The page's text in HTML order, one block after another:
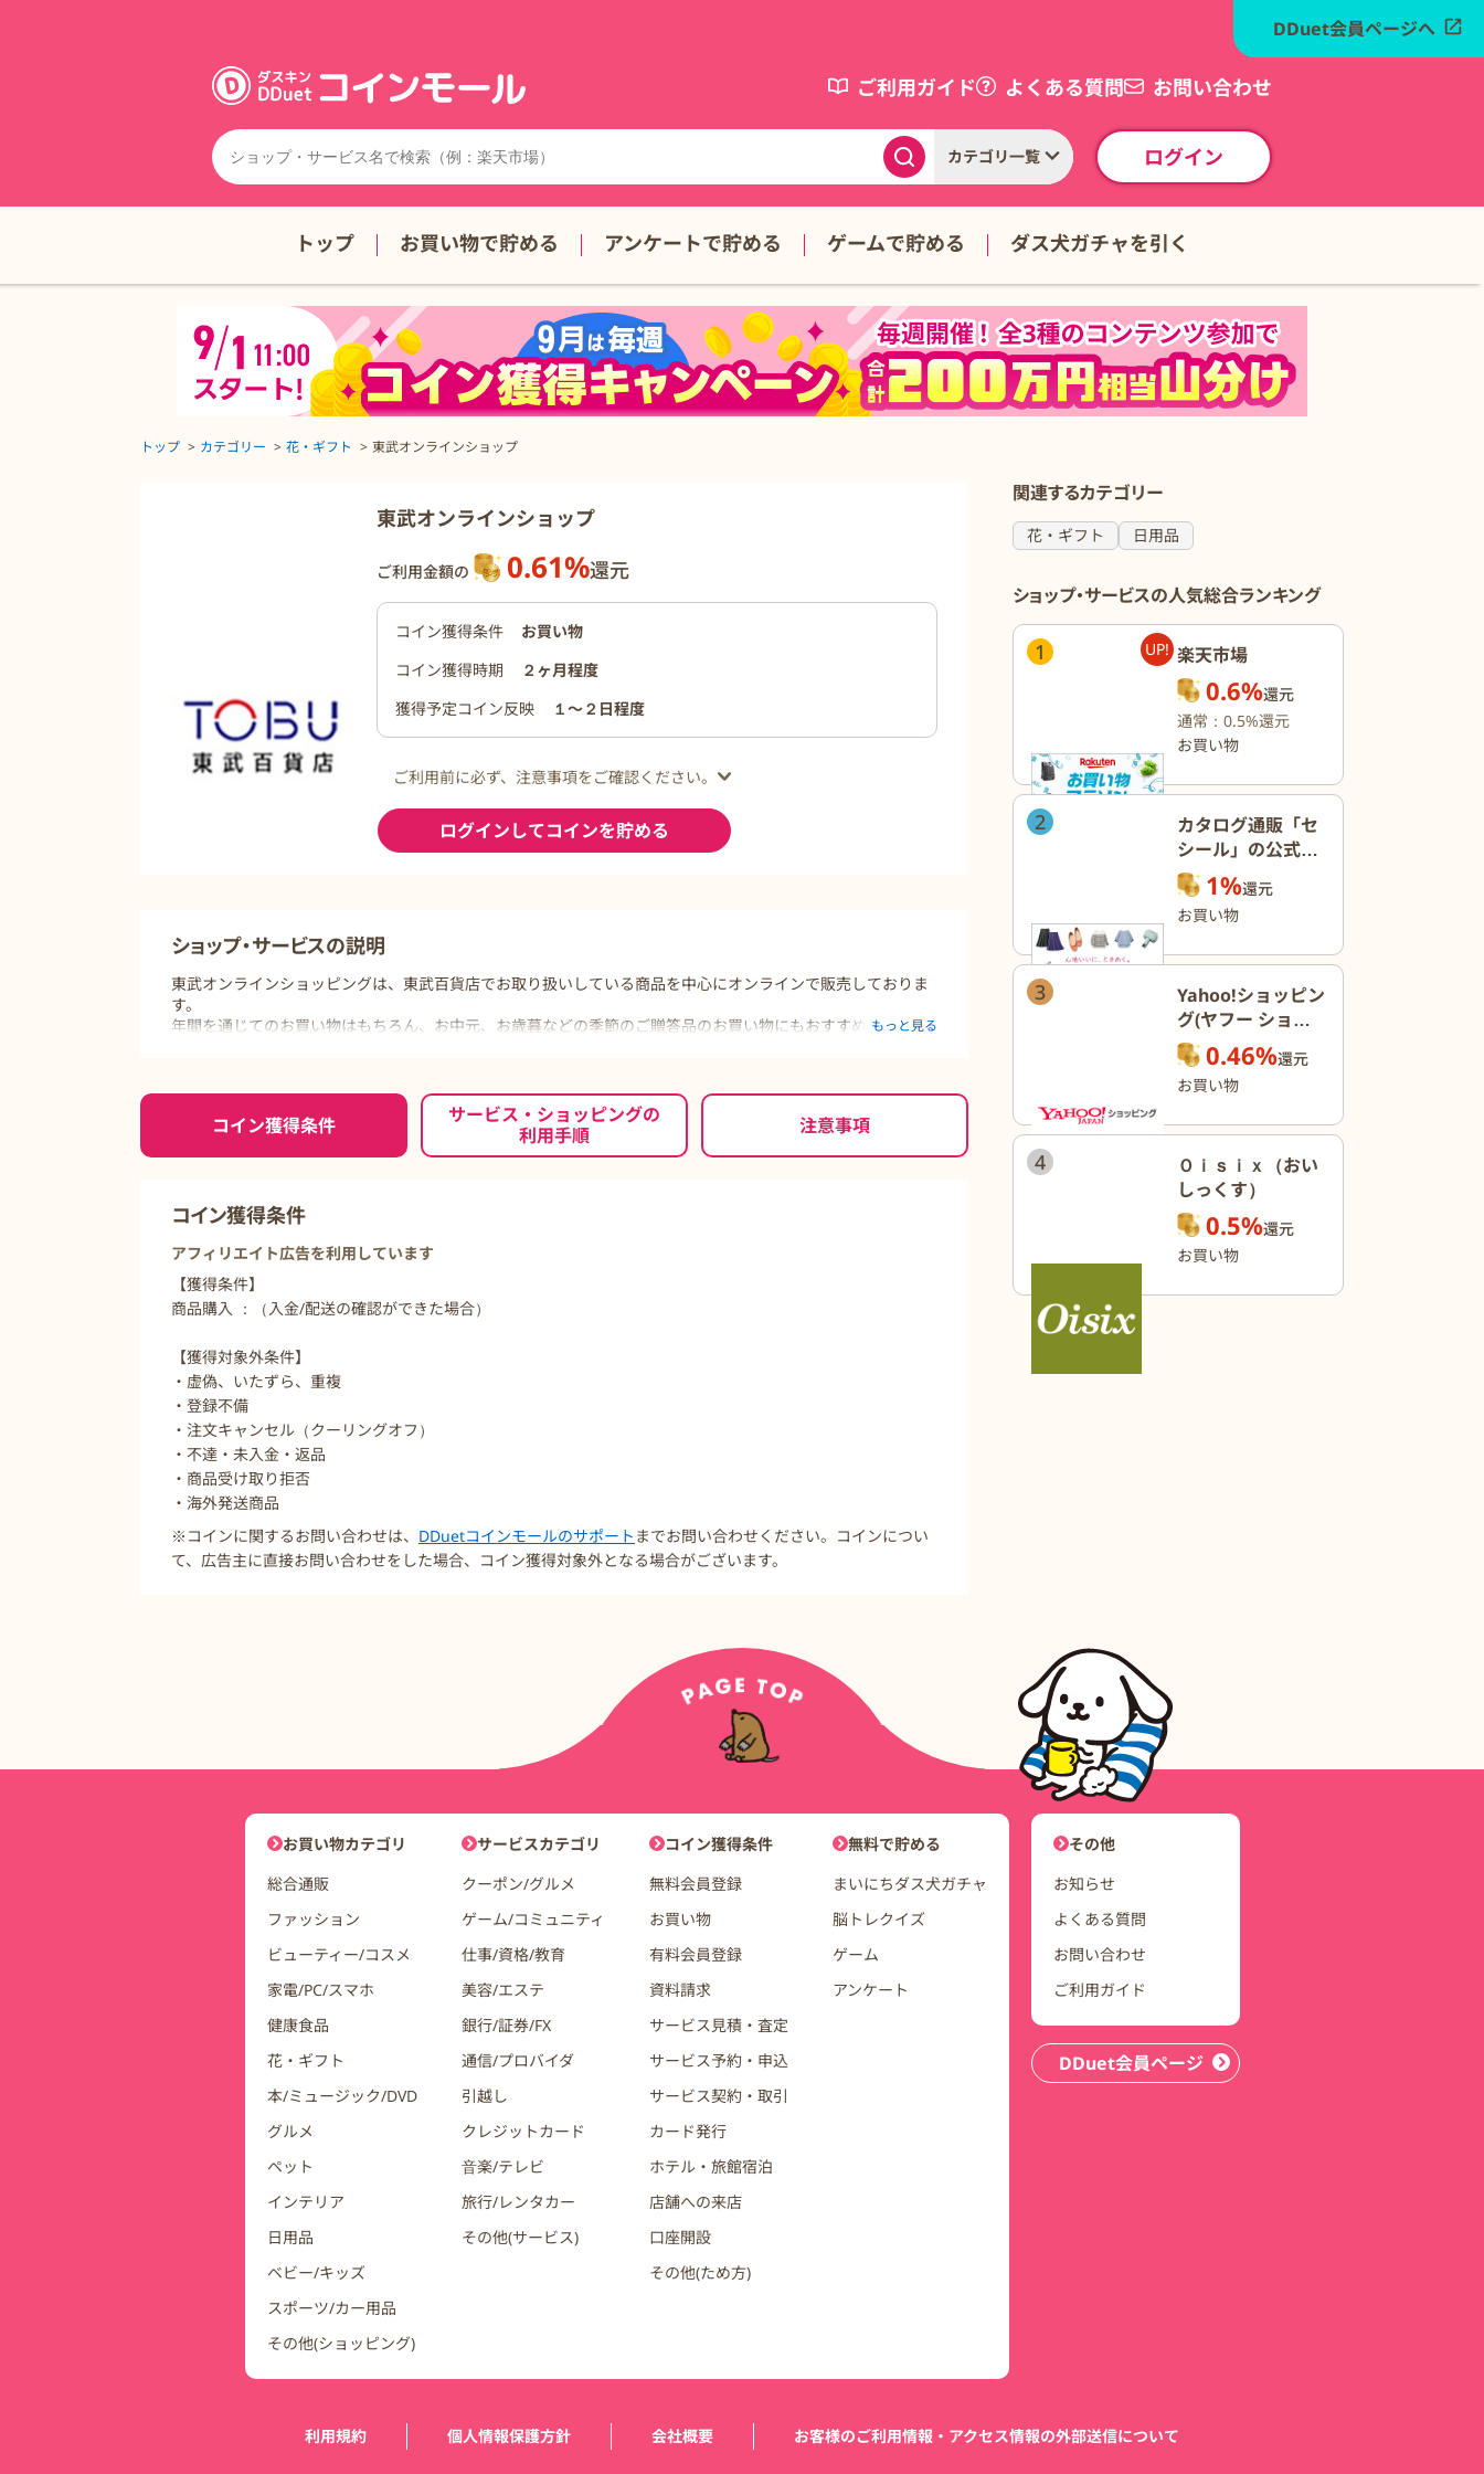
ご利用ガイド よくある質問 お問い合わせ
カテゴリ一覧 ログイン
DDuet会員ページへ
トップ お買い物で貯める アンケートで貯める ゲームで貯める ダス犬ガチャを引く
トップ カテゴリー 花・ギフト 東武オンラインショップ
東武オンラインショップ
ご利用金額の 0.61%還元
コイン獲得条件
お買い物
コイン獲得時期
２ヶ月程度
獲得予定コイン反映
１〜２日程度
ご利用前に必ず、注意事項をご確認ください。
ログインしてコインを貯める
ショップ・サービスの説明
東武オンラインショッピングは、東武百貨店でお取り扱いしている商品を中心にオンラインで販売しておりま
す。
年間を通じてのお買い物はもちろん、お中元、お歳暮などの季節のご贈答品のお買い物にもおすすめです。
もっと見る
ご利用前に必ずお読みください
コイン獲得条件
サービス・ショッピングの
利用手順
注意事項
コイン獲得条件
アフィリエイト広告を利用しています
【獲得条件】
商品購入 ：（入金/配送の確認ができた場合）
【獲得対象外条件】
・虚偽、いたずら、重複
・登録不備
・注文キャンセル（クーリングオフ）
・不達・未入金・返品
・商品受け取り拒否
・海外発送商品
※コインに関するお問い合わせは、 DDuetコインモールのサポート までお問い合わせください。コインについ
て、広告主に直接お問い合わせをした場合、コイン獲得対象外となる場合がございます。
関連するカテゴリー
花・ギフト 日用品
ショップ・サービスの人気総合ランキング
1 UP! 楽天市場
0.6%還元
通常：0.5%還元
お買い物
2
カタログ通販「セ
シール」の公式オ
ンラインショップ
1%還元
お買い物
3
Yahoo!ショッピン
グ(ヤフー ショッ
ピング)0.46%還元
お買い物
4
Ｏｉｓｉｘ（おい
しっくす）
0.5%還元
お買い物
DDuetコインモールナビゲーション
お買い物カテゴリ
総合通販
ファッション
ビューティー/コスメ
家電/PC/スマホ
健康食品
花・ギフト
本/ミュージック/DVD
グルメ
ペット
インテリア
日用品
ベビー/キッズ
スポーツ/カー用品
その他(ショッピング)
サービスカテゴリ
クーポン/グルメ
ゲーム/コミュニティ
仕事/資格/教育
美容/エステ
銀行/証券/FX
通信/プロバイダ
引越し
クレジットカード
音楽/テレビ
旅行/レンタカー
その他(サービス)
コイン獲得条件
無料会員登録
お買い物
有料会員登録
資料請求
サービス見積・査定
サービス予約・申込
サービス契約・取引
カード発行
ホテル・旅館宿泊
店舗への来店
口座開設
その他(ため方)
無料で貯める
まいにちダス犬ガチャ
脳トレクイズ
ゲーム
アンケート
ユーザーナビゲーション
その他
お知らせ
よくある質問
お問い合わせ
ご利用ガイド
DDuet会員ページ
利用規約 個人情報保護方針 会社概要 お客様のご利用情報・アクセス情報の外部送信について